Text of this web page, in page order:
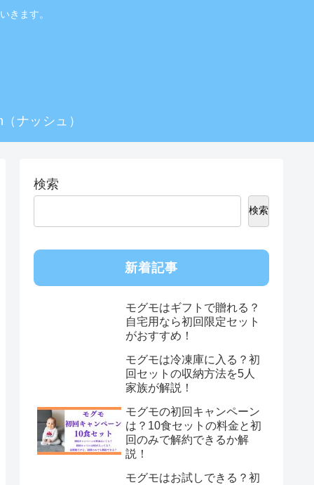
きます。
ナッシュ）
検索
検索
新着記事
モグモはギフトで贈れる？
自宅用なら初回限定セット
がおすすめ！
モグモは冷凍庫に入る？初
回セットの収納方法を5人
家族が解説！
モグモの初回キャンペーン
は？10食セットの料金と初
回のみで解約できるか解
説！
モグモはお試しできる？初